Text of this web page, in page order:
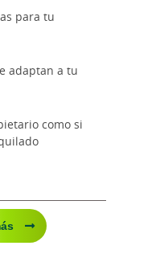
para tu
adaptan a tu
como si